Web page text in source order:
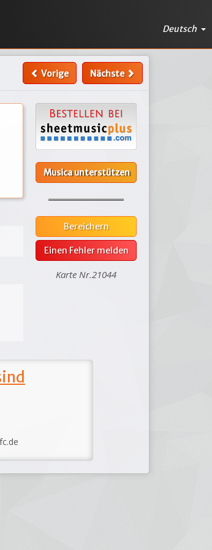
Deutsch
Vorige Nächste
Musica unterstützen
Bereichern
Einen Fehler melden
Karte Nr.21044